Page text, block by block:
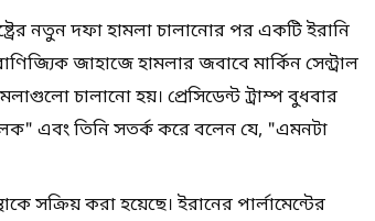
নতুন দফা হামলা চালানোর পর একটি ইরানি
জাহাজে হামলার জবাবে মার্কিন সেন্ট্রাল
চালানো হয়। প্রেসিডেন্ট ট্রাম্প বুধবার
এবং তিনি সতর্ক করে বলেন যে, "এমনটা
সক্রিয় করা হয়েছে। ইরানের পার্লামেন্টের